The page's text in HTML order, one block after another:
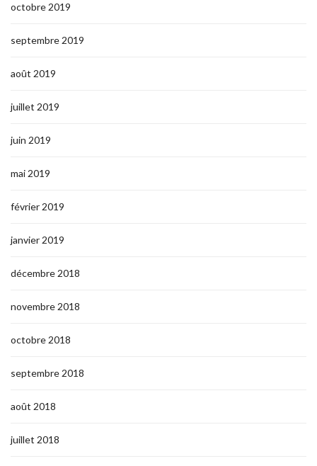
octobre 2019
septembre 2019
août 2019
juillet 2019
juin 2019
mai 2019
février 2019
janvier 2019
décembre 2018
novembre 2018
octobre 2018
septembre 2018
août 2018
juillet 2018